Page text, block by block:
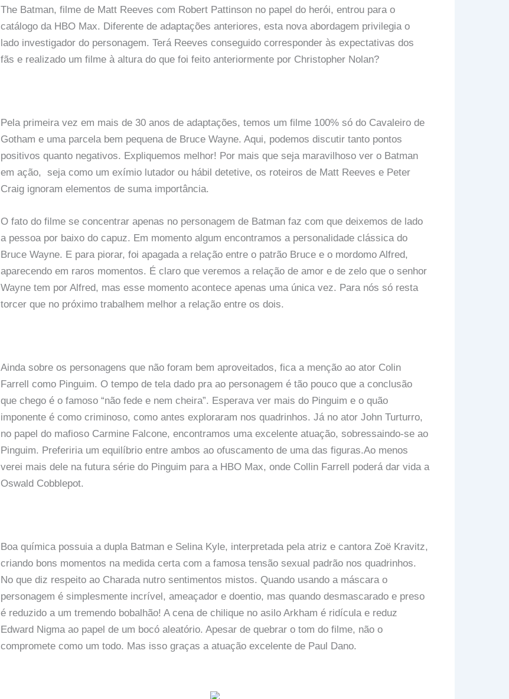
The Batman, filme de Matt Reeves com Robert Pattinson no papel do herói, entrou para o
catálogo da HBO Max. Diferente de adaptações anteriores, esta nova abordagem privilegia o
lado investigador do personagem. Terá Reeves conseguido corresponder às expectativas dos
fãs e realizado um filme à altura do que foi feito anteriormente por Christopher Nolan?
Pela primeira vez em mais de 30 anos de adaptações, temos um filme 100% só do Cavaleiro de
Gotham e uma parcela bem pequena de Bruce Wayne. Aqui, podemos discutir tanto pontos
positivos quanto negativos. Expliquemos melhor! Por mais que seja maravilhoso ver o Batman
em ação, seja como um exímio lutador ou hábil detetive, os roteiros de Matt Reeves e Peter
Craig ignoram elementos de suma importância.
O fato do filme se concentrar apenas no personagem de Batman faz com que deixemos de lado
a pessoa por baixo do capuz. Em momento algum encontramos a personalidade clássica do
Bruce Wayne. E para piorar, foi apagada a relação entre o patrão Bruce e o mordomo Alfred,
aparecendo em raros momentos. É claro que veremos a relação de amor e de zelo que o senhor
Wayne tem por Alfred, mas esse momento acontece apenas uma única vez. Para nós só resta
torcer que no próximo trabalhem melhor a relação entre os dois.
Ainda sobre os personagens que não foram bem aproveitados, fica a menção ao ator Colin
Farrell como Pinguim. O tempo de tela dado pra ao personagem é tão pouco que a conclusão
que chego é o famoso “não fede e nem cheira”. Esperava ver mais do Pinguim e o quão
imponente é como criminoso, como antes exploraram nos quadrinhos. Já no ator John Turturro,
no papel do mafioso Carmine Falcone, encontramos uma excelente atuação, sobressaindo-se ao
Pinguim. Preferiria um equilíbrio entre ambos ao ofuscamento de uma das figuras.Ao menos
verei mais dele na futura série do Pinguim para a HBO Max, onde Collin Farrell poderá dar vida a
Oswald Cobblepot.
Boa química possuia a dupla Batman e Selina Kyle, interpretada pela atriz e cantora Zoë Kravitz,
criando bons momentos na medida certa com a famosa tensão sexual padrão nos quadrinhos.
No que diz respeito ao Charada nutro sentimentos mistos. Quando usando a máscara o
personagem é simplesmente incrível, ameaçador e doentio, mas quando desmascarado e preso
é reduzido a um tremendo bobalhão! A cena de chilique no asilo Arkham é ridícula e reduz
Edward Nigma ao papel de um bocó aleatório. Apesar de quebrar o tom do filme, não o
compromete como um todo. Mas isso graças a atuação excelente de Paul Dano.